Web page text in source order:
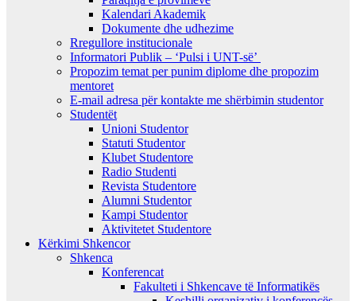
Kalendari Akademik
Dokumente dhe udhezime
Rregullore institucionale
Informatori Publik – ‘Pulsi i UNT-së’
Propozim temat per punim diplome dhe propozim
mentoret
E-mail adresa për kontakte me shërbimin studentor
Studentët
Unioni Studentor
Statuti Studentor
Klubet Studentore
Radio Studenti
Revista Studentore
Alumni Studentor
Kampi Studentor
Aktivitetet Studentore
Kërkimi Shkencor
Shkenca
Konferencat
Fakulteti i Shkencave të Informatikës